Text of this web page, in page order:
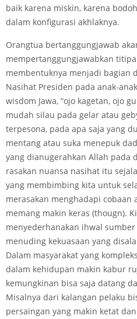
baik karena miskin, karena
dalam konfigurasi akhlaknya.
Orangtua bertanggungjawab
mempertanggungjawabkan
membentuknya menjadi bagian
Nasihat Presiden pada anak-
wisdom Jawa, “ojo kagetan, ojo
mudah silau pada gelar atau
terpesona, pada apa saja yang
mentang atau suka menepuk
yang dianugerahkan Allah pada
rasakan nuansa nasihat itu
yang membimbing kita untuk
merasakan menghadapi cobaan
memang makin keras (thougn).
menyederhanakan ihwal
menuding kekuasaan yang
Dalam masyarakat yang
dalam kehidupan makin kabur
kemungkinan bisa saja datang
Misalnya dari kalangan pelaku
persaingan yang makin ketat